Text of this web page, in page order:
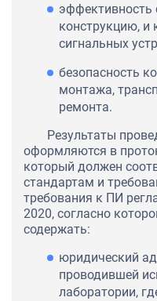
эффективность
конструкцию, и
сигнальных
безопасность
монтажа,
ремонта.
Результаты
оформляются в
который должен
стандартам и
требования к ПИ
2020, согласно
содержать:
юридический
проводившей
лаборатории,